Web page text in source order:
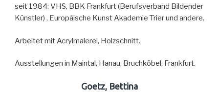
seit 1984: VHS, BBK Frankfurt (Berufsverband Bildender
Künstler) , Europäische Kunst Akademie Trier und andere.
Arbeitet mit Acrylmalerei, Holzschnitt.
Ausstellungen in Maintal, Hanau, Bruchköbel, Frankfurt.
Goetz, Bettina